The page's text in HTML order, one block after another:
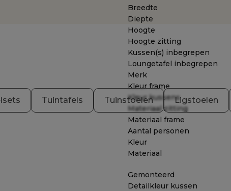
Breedte
Diepte
Hoogte
Hoogte zitting
Kussen(s) inbegrepen
Loungetafel inbegrepen
Merk
Kleur frame
Kleur kussens
Materiaal zitting
Materiaal frame
Aantal personen
Kleur
Materiaal
Gemonteerd
Detailkleur kussen
Tuintafels Tuinstoelen Ligstoelen